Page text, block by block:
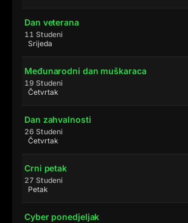
11 Studeni
Srijeda
Dan veterana
19 Studeni
Četvrtak
Međunarodni dan muškaraca
26 Studeni
Četvrtak
Dan zahvalnosti
27 Studeni
Petak
Crni petak
Cyber ponedjeljak